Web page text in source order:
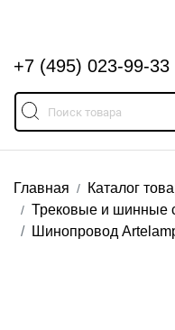
+7 (495) 023-99-33
Главная
Каталог
Трековые и шинные
Шинопровод